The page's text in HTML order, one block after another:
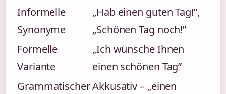
Informelle
Synonyme
„Hab einen guten Tag!”,
„Schönen Tag noch!”
Formelle
Variante
„Ich wünsche Ihnen
einen schönen Tag”
GrammatischerAkkusativ – „einen